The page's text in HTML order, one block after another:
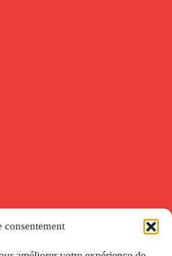
consentement